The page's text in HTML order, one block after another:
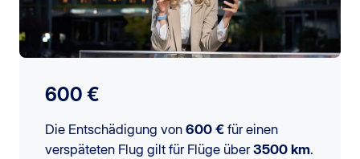
600 €
Die Entschädigung von 600 € für einen
verspäteten Flug gilt für Flüge über3500 km.